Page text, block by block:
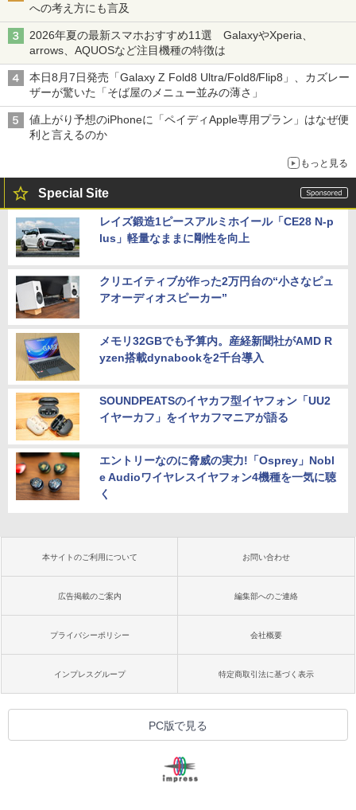
への考え方にも言及
2026年夏の最新スマホおすすめ11選 GalaxyやXperia、
arrows、AQUOSなど注目機種の特徴は
本日8月7日発売「Galaxy Z Fold8 Ultra/Fold8/Flip8」、カズレー
ザーが驚いた「そば屋のメニュー並みの薄さ」
値上がり予想のiPhoneに「ペイディApple専用プラン」はなぜ便
利と言えるのか
もっと見る
Special Site
レイズ鍛造1ピースアルミホイール「CE28 N-p
lus」軽量なままに剛性を向上
クリエイティブが作った2万円台の“小さなピュ
アオーディオスピーカー”
メモリ32GBでも予算内。産経新聞社がAMD R
yzen搭載dynabookを2千台導入
SOUNDPEATSのイヤカフ型イヤフォン「UU2
イヤーカフ」をイヤカフマニアが語る
エントリーなのに脅威の実力!「Osprey」Nobl
e Audioワイヤレスイヤフォン4機種を一気に聴
く
本サイトのご利用について お問い合わせ
広告掲載のご案内 編集部へのご連絡
プライバシーポリシー 会社概要
インプレスグループ 特定商取引法に基づく表示
PC版で見る